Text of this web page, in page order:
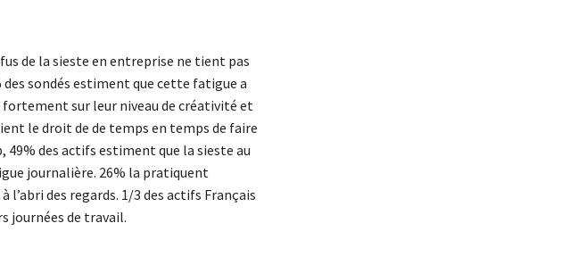
de la sieste en entreprise ne tient pas
des sondés estiment que cette fatigue a
sur leur niveau de créativité et
le droit de de temps en temps de faire
49% des actifs estiment que la sieste au
journalière. 26% la pratiquent
l’abri des regards. 1/3 des actifs Français
journées de travail.